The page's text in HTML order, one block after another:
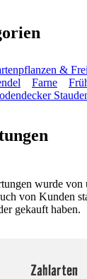
&
Farne
wurde von
von Kunden
gekauft haben.
Zahlarten